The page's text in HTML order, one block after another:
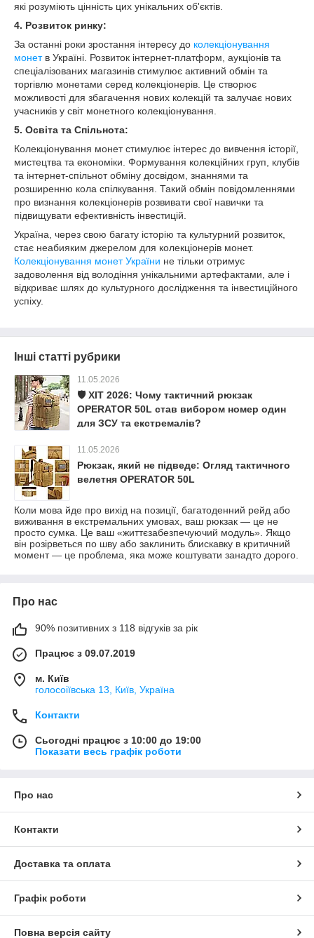
які розуміють цінність цих унікальних об'єктів.
4. Розвиток ринку:
За останні роки зростання інтересу до колекціонування
монетв Україні. Розвиток інтернет-платформ, аукціонів та
спеціалізованих магазинів стимулює активний обмін та
торгівлю монетами серед колекціонерів. Це створює
можливості для збагачення нових колекцій та залучає нових
учасників у світ монетного колекціонування.
5. Освіта та Спільнота:
Колекціонування монет стимулює інтерес до вивчення історії,
мистецтва та економіки. Формування колекційних груп, клубів
та інтернет-спільнот обміну досвідом, знаннями та
розширенню кола спілкування. Такий обмін повідомленнями
про визнання колекціонерів розвивати свої навички та
підвищувати ефективність інвестицій.
Україна, через свою багату історію та культурний розвиток,
стає неабияким джерелом для колекціонерів монет.
Колекціонування монет України не тільки отримує
задоволення від володіння унікальними артефактами, але і
відкриває шлях до культурного дослідження та інвестиційного
успіху.
Інші статті рубрики
11.05.2026
🛡️ ХІТ 2026: Чому тактичний рюкзак
OPERATOR 50L став вибором номер один
для ЗСУ та екстремалів?
11.05.2026
Рюкзак, який не підведе: Огляд тактичного
велетня OPERATOR 50L
Коли мова йде про вихід на позиції, багатоденний рейд або
виживання в екстремальних умовах, ваш рюкзак — це не
просто сумка. Це ваш «життєзабезпечуючий модуль». Якщо
він розірветься по шву або заклинить блискавку в критичний
момент — це проблема, яка може коштувати занадто дорого.
Про нас
90% позитивних з 118 відгуків за рік
Працює з 09.07.2019
м. Київ
голосоіївська 13, Київ, Україна
Контакти
Сьогодні працює з 10:00 до 19:00
Показати весь графік роботи
Про нас
Контакти
Доставка та оплата
Графік роботи
Повна версія сайту